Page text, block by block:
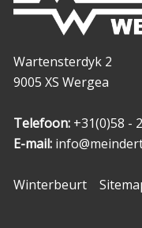
Wartensterdyk 2
9005 XS Wergea
Telefoon: +31(0)58 -
E-mail:
Winterbeurt